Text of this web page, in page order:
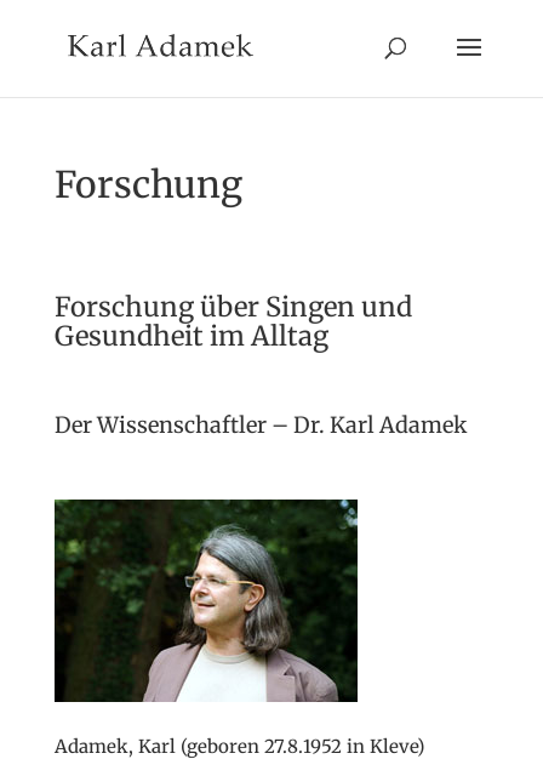
Forschung
Forschung über Singen und
Gesundheit im Alltag
Der Wissenschaftler – Dr. Karl Adamek
Adamek, Karl (geboren 27.8.1952 in Kleve)